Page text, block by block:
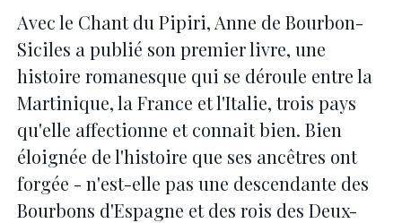
Avec le Chant du Pipiri, Anne de Bourbon-
Siciles a publié son premier livre, une
histoire romanesque qui se déroule entre la
Martinique, la France et l'Italie, trois pays
qu'elle affectionne et connait bien. Bien
éloignée de l'histoire que ses ancêtres ont
forgée - n'est-elle pas une descendante des
Bourbons d'Espagne et des rois des Deux-